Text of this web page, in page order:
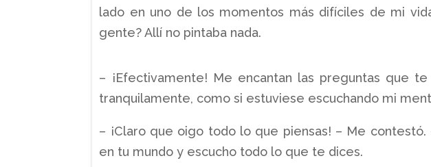
lado en uno de los momentos más difíciles de mi
gente? Allí no pintaba nada.
– ¡Efectivamente! Me encantan las preguntas que
tranquilamente, como si estuviese escuchando mi
– ¡Claro que oigo todo lo que piensas! – Me
en tu mundo y escucho todo lo que te dices.